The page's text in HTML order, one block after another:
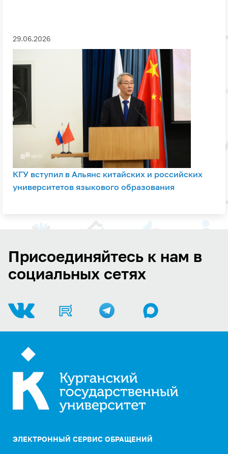
29.06.2026
КГУ вступил в Альянс китайских и российских
университетов языкового образования
Присоединяйтесь к нам в
социальных сетях
ЭЛЕКТРОННЫЙ СЕРВИС ОБРАЩЕНИЙ